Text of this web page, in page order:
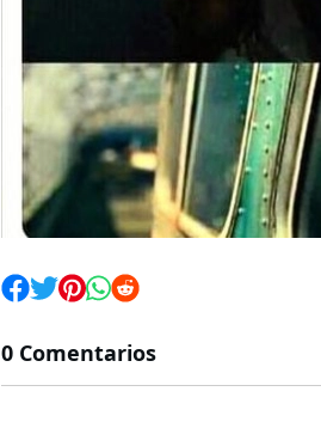
0 Comentarios